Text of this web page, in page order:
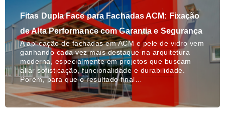
Fitas Dupla Face para Fachadas ACM: Fixação
de Alta Performance com Garantia e Segurança
A aplicação de fachadas em ACM e pele de vidro vem
ganhando cada vez mais destaque na arquitetura
moderna, especialmente em projetos que buscam
aliar sofisticação, funcionalidade e durabilidade.
Porém, para que o resultado final…